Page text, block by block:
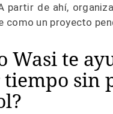
partir de ahí,
como un proyecto
Wasi te
tiempo sin